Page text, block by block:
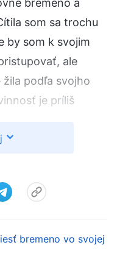
som sa trochu
by som k svojim
ale
podľa svojho
je príliš
prepustilo.
svoje
a Jeho
bremeno vo svojej